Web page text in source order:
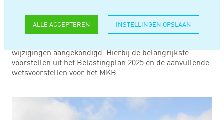
ALLE ACCEPTEREN INSTELLINGEN OPSLAAN
komende jaren bekendgemaakt. Het belastingpakket
bestaat dit jaar uit 10 wetsvoorstellen. Daarnaast zijn in
wijzigingen aangekondigd. Hierbij de belangrijkste
voorstellen uit het Belastingplan 2025 en de aanvullende
wetsvoorstellen voor het MKB.